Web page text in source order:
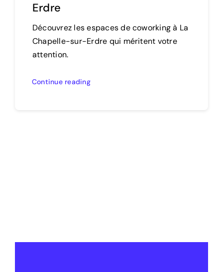
Erdre
Découvrez les espaces de coworking à La
Chapelle-sur-Erdre qui méritent votre
attention.
Continue reading